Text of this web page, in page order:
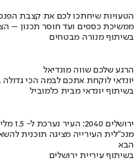
הטעויות שיחתכו לכם את קצבת
ממשיכת כספים ועד חוסר תכנון –
בשיתוף מנורה מבטחים
הרגע שלכם שווה מונדיאל
יונדאי לוקחת אתכם לבמה הכי גדולה
בשיתוף יונדאי מבית כלמוביל
ירושלים 2040: העיר נערכת ל- 1.5 מליון תושבים
מנכ"לית העירייה מציגה תוכנית
הבא
בשיתוף עיריית ירושלים